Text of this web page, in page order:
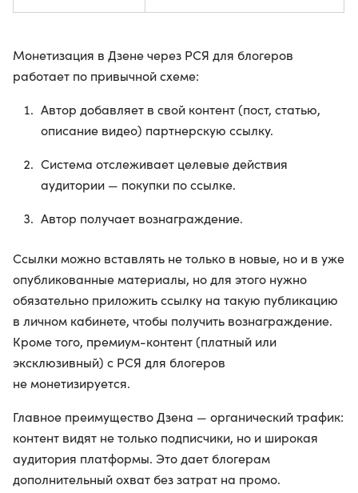
Монетизация в Дзене через РСЯ для блогеров
работает по привычной схеме:
Автор добавляет в свой контент (пост, статью,
описание видео) партнерскую ссылку.
Система отслеживает целевые действия
аудитории — покупки по ссылке.
Автор получает вознаграждение.
Ссылки можно вставлять не только в новые, но и в уже
опубликованные материалы, но для этого нужно
обязательно приложить ссылку на такую публикацию
в личном кабинете, чтобы получить вознаграждение.
Кроме того, премиум-контент (платный или
эксклюзивный) с РСЯ для блогеров
не монетизируется.
Главное преимущество Дзена — органический трафик:
контент видят не только подписчики, но и широкая
аудитория платформы. Это дает блогерам
дополнительный охват без затрат на промо.